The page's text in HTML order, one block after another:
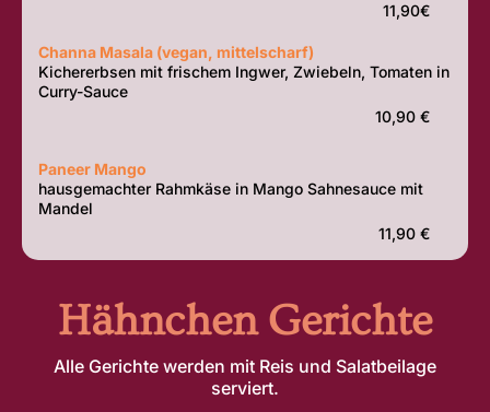
11,90€
Channa Masala (vegan, mittelscharf)
Kichererbsen mit frischem Ingwer, Zwiebeln, Tomaten in
Curry-Sauce
10,90 €
Paneer Mango
hausgemachter Rahmkäse in Mango Sahnesauce mit
Mandel
11,90 €
Hähnchen Gerichte
Alle Gerichte werden mit Reis und Salatbeilage
serviert.